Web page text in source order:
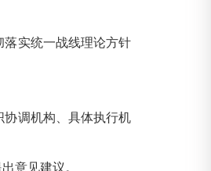
实统一战线理论方针
调机构、具体执行机
意见建议。